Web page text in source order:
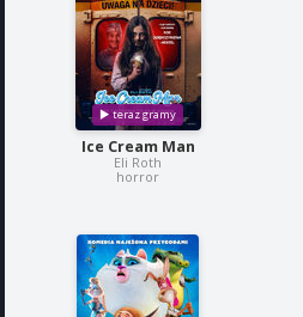
Ice Cream Man
Eli Roth
horror